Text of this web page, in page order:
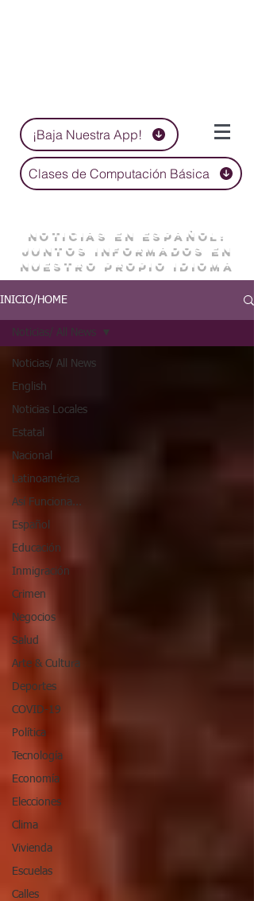
¡Baja Nuestra App!
Clases de Computación Básica
NOTICIAS EN ESPAÑOL:
JUNTOS INFORMADOS EN
NUESTRO PROPIO IDIOMA
INICIO/HOME
Noticias/ All News
English
Noticias Locales
Estatal
Nacional
Latinoamérica
Así Funciona...
Español
Educación
Inmigración
Crimen
Negocios
Salud
Arte & Cultura
Deportes
COVID-19
Política
Tecnología
Economía
Elecciones
Clima
Vivienda
Escuelas
Calles
Noticias/ All News